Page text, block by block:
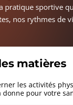
pratique sportive
nos rythmes de
matières
les activités
donne pour votre